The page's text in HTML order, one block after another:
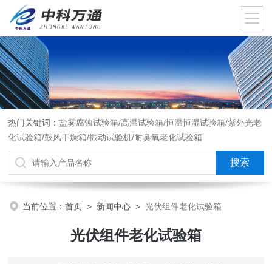
热门关键词：盐雾腐蚀试验箱/高温试验箱/恒温恒湿试验箱/紫外光老
化试验箱/鼓风干燥箱/振动试验机/耐臭氧老化试验箱
当前位置：首页 > 新闻中心 >光伏组件老化试验箱
光伏组件老化试验箱